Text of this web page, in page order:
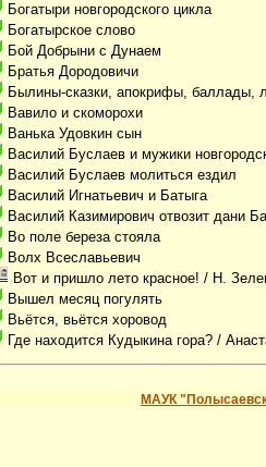
Богатыри новгородского цикла
Богатырское слово
Бой Добрыни с Дунаем
Братья Дородовичи
Былины-сказки, апокрифы, баллады,
Вавило и скоморохи
Ванька Удовкин сын
Василий Буслаев и мужики
Василий Буслаев молиться ездил
Василий Игнатьевич и Батыга
Василий Казимирович отвозит дани
Во поле береза стояла
Волх Всеславьевич
Вот и пришло лето красное! / Н.
Вышел месяц погулять
Вьётся, вьётся хоровод
Где находится Кудыкина гора? /
МАУК